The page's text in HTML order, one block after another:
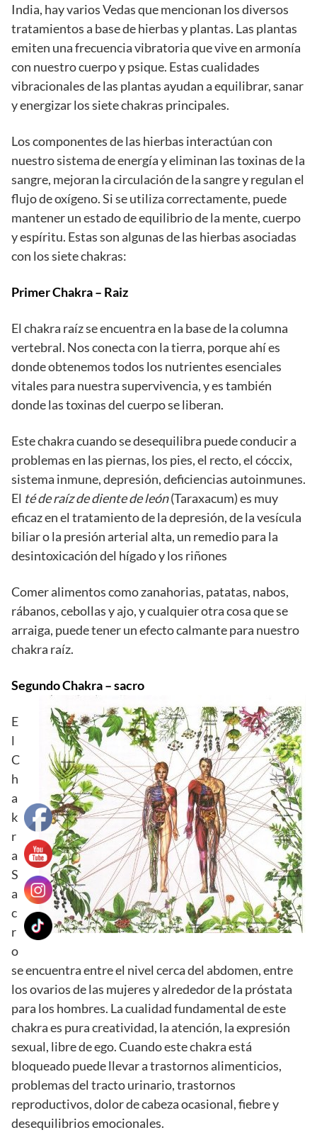
India, hay varios Vedas que mencionan los diversos
tratamientos a base de hierbas y plantas. Las plantas
emiten una frecuencia vibratoria que vive en armonía
con nuestro cuerpo y psique. Estas cualidades
vibracionales de las plantas ayudan a equilibrar, sanar
y energizar los siete chakras principales.
Los componentes de las hierbas interactúan con
nuestro sistema de energía y eliminan las toxinas de la
sangre, mejoran la circulación de la sangre y regulan el
flujo de oxígeno. Si se utiliza correctamente, puede
mantener un estado de equilibrio de la mente, cuerpo
y espíritu. Estas son algunas de las hierbas asociadas
con los siete chakras:
Primer Chakra – Raiz
El chakra raíz se encuentra en la base de la columna
vertebral. Nos conecta con la tierra, porque ahí es
donde obtenemos todos los nutrientes esenciales
vitales para nuestra supervivencia, y es también
donde las toxinas del cuerpo se liberan.
Este chakra cuando se desequilibra puede conducir a
problemas en las piernas, los pies, el recto, el cóccix,
sistema inmune, depresión, deficiencias autoinmunes.
El té de raíz de diente de león(Taraxacum) es muy
eficaz en el tratamiento de la depresión, de la vesícula
biliar o la presión arterial alta, un remedio para la
desintoxicación del hígado y los riñones
Comer alimentos como zanahorias, patatas, nabos,
rábanos, cebollas y ajo, y cualquier otra cosa que se
arraiga, puede tener un efecto calmante para nuestro
chakra raíz.
Segundo Chakra – sacro
E
l
C
h
a
k
r
a
S
a
c
r
o
se encuentra entre el nivel cerca del abdomen, entre
los ovarios de las mujeres y alrededor de la próstata
para los hombres. La cualidad fundamental de este
chakra es pura creatividad, la atención, la expresión
sexual, libre de ego. Cuando este chakra está
bloqueado puede llevar a trastornos alimenticios,
problemas del tracto urinario, trastornos
reproductivos, dolor de cabeza ocasional, fiebre y
desequilibrios emocionales.